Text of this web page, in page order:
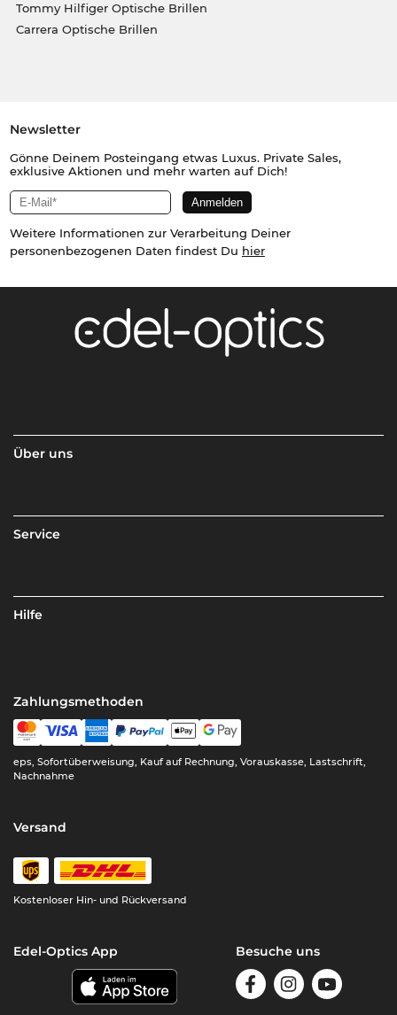
Tommy Hilfiger Optische Brillen
Carrera Optische Brillen
Newsletter
Gönne Deinem Posteingang etwas Luxus. Private Sales,
exklusive Aktionen und mehr warten auf Dich!
Weitere Informationen zur Verarbeitung Deiner
personenbezogenen Daten findest Du hier
Über uns
Service
Hilfe
Zahlungsmethoden
eps, Sofortüberweisung, Kauf auf Rechnung, Vorauskasse, Lastschrift,
Nachnahme
Versand
Kostenloser Hin- und Rückversand
Edel-Optics App Besuche uns